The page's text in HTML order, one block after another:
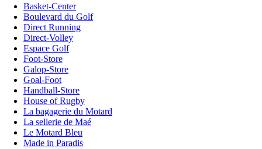
Basket-Center
Boulevard du Golf
Direct Running
Direct-Volley
Espace Golf
Foot-Store
Galop-Store
Goal-Foot
Handball-Store
House of Rugby
La bagagerie du Motard
La sellerie de Maé
Le Motard Bleu
Made in Paradis